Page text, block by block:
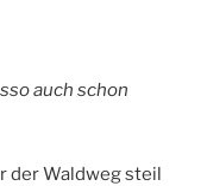
auch schon
der Waldweg steil